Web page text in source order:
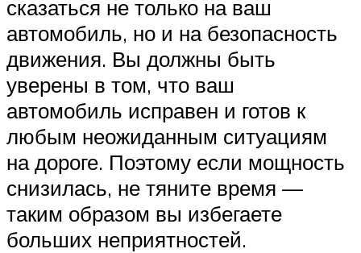
сказаться не только на ваш
автомобиль, но и на безопасность
движения. Вы должны быть
уверены в том, что ваш
автомобиль исправен и готов к
любым неожиданным ситуациям
на дороге. Поэтому если мощность
снизилась, не тяните время —
таким образом вы избегаете
больших неприятностей.